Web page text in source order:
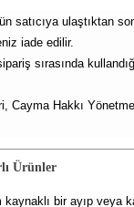
satıcıya ulaştıktan
iade edilir.
sırasında
Cayma Hakkı
Ürünler
kaynaklı bir ayıp veya